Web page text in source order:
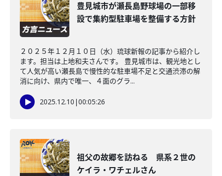
豊見城市が瀬長島野球場の一部移
設で集約型駐車場を整備する方針
２０２５年１２月１０日（水）琉球新報の記事から紹介し
ます。担当は上地和夫さんです。 豊見城市は、観光地とし
て人気が高い瀬長島で慢性的な駐車場不足と交通渋滞の解
消に向け、県内で唯一、４面のグラ...
2025.12.10 |00:05:26
祖父の故郷を訪ねる 県系２世の
ケイラ・ワチェルさん